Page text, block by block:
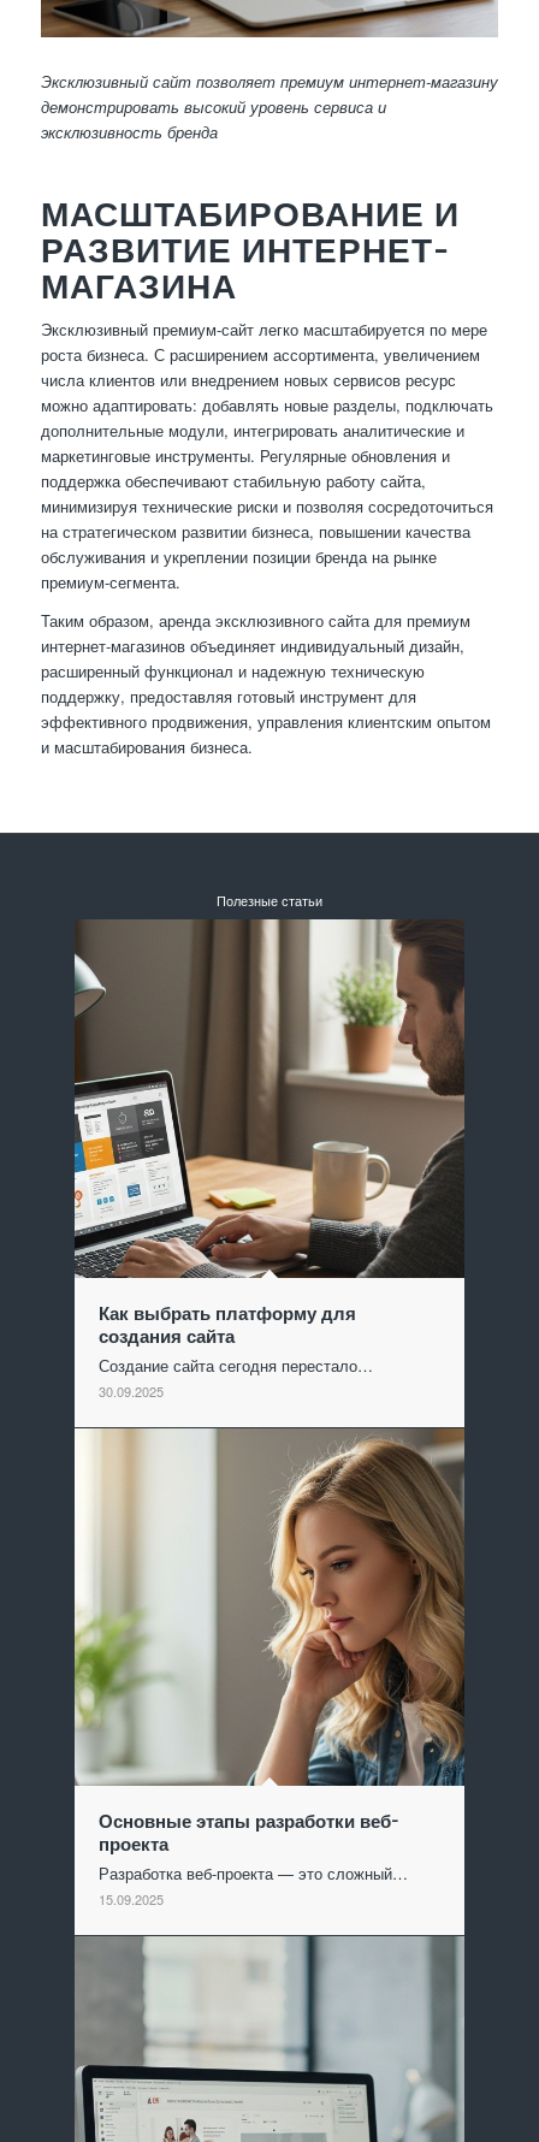
Эксклюзивный сайт позволяет премиум интернет-магазину
демонстрировать высокий уровень сервиса и
эксклюзивность бренда
МАСШТАБИРОВАНИЕ И
РАЗВИТИЕ ИНТЕРНЕТ-
МАГАЗИНА
Эксклюзивный премиум-сайт легко масштабируется по мере
роста бизнеса. С расширением ассортимента, увеличением
числа клиентов или внедрением новых сервисов ресурс
можно адаптировать: добавлять новые разделы, подключать
дополнительные модули, интегрировать аналитические и
маркетинговые инструменты. Регулярные обновления и
поддержка обеспечивают стабильную работу сайта,
минимизируя технические риски и позволяя сосредоточиться
на стратегическом развитии бизнеса, повышении качества
обслуживания и укреплении позиции бренда на рынке
премиум-сегмента.
Таким образом, аренда эксклюзивного сайта для премиум
интернет-магазинов объединяет индивидуальный дизайн,
расширенный функционал и надежную техническую
поддержку, предоставляя готовый инструмент для
эффективного продвижения, управления клиентским опытом
и масштабирования бизнеса.
Полезные статьи
Как выбрать платформу для
создания сайта
Создание сайта сегодня перестало…
30.09.2025
Основные этапы разработки веб-
проекта
Разработка веб-проекта — это сложный…
15.09.2025